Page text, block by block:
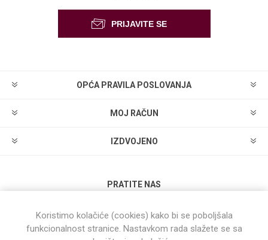
OPĆA PRAVILA POSLOVANJA
MOJ RAČUN
IZDVOJENO
PRATITE NAS
Koristimo kolačiće (cookies) kako bi se poboljšala
funkcionalnost stranice. Nastavkom rada slažete se sa